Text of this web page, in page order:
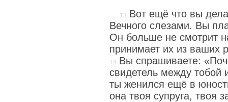
Вот ещё что вы
Вечного слезами. Вы
Он больше не смотрит
принимает их из ваших
Вы спрашиваете:
свидетель между тобой
ты женился ещё в
она твоя супруга, твоя